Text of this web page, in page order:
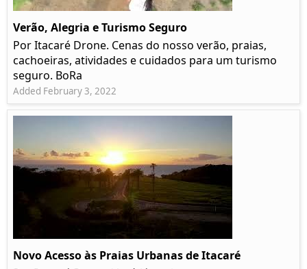
Verão, Alegria e Turismo Seguro
Por Itacaré Drone. Cenas do nosso verão, praias,
cachoeiras, atividades e cuidados para um turismo
seguro. BoRa
Added February 3, 2022
Novo Acesso às Praias Urbanas de Itacaré